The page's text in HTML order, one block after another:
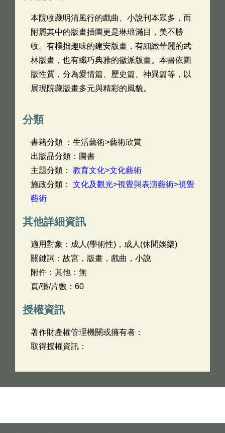
本院收藏明清風行的戲曲、小說刊本眾多，而
附麗其中的版畫插圖更是琳琅滿目，美不勝
收。有樸拙趣味的建安版畫，有細緻華麗的武
林版畫，也有纖巧典雅的徽派版畫。本書依圖
版性質，分為愛情篇、歷史篇、神異篇等，以
展現院藏版畫多元與精彩的風貌。
分類
書籍分類 ：生活藝術>藝術欣賞
出版品分類：圖書
主題分類： 教育文化>文化藝術
施政分類： 文化及觀光>視覺與表演藝術>視覺
藝術
其他詳細資訊
適用對象：成人(學術性)，成人(休閒娛樂)
關鍵詞：故宮，版畫，戲曲，小說
附件：其他：無
頁/張/片數：60
授權資訊
著作財產權管理機關或擁有者：
取得授權資訊：